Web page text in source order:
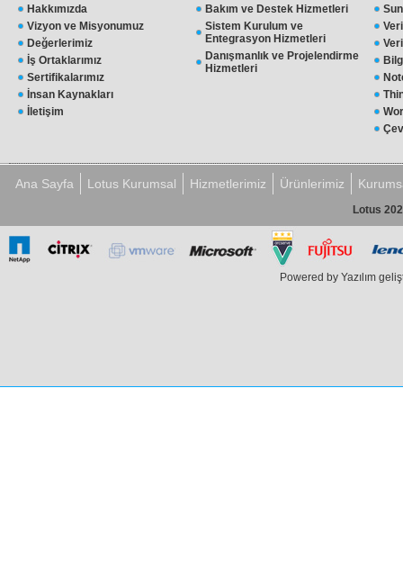
Hakkımızda
Vizyon ve Misyonumuz
Değerlerimiz
İş Ortaklarımız
Sertifikalarımız
İnsan Kaynakları
İletişim
Bakım ve Destek Hizmetleri
Sistem Kurulum ve
Entegrasyon Hizmetleri
Danışmanlık ve Projelendirme
Hizmetleri
Ana Sayfa Lotus Kurumsal Hizmetlerimiz Ürünlerimiz
Lotus
Powered by Yazılım